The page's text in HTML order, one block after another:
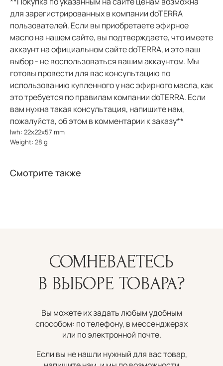
для зарегистрированных в компании doTERRA
пользователей. Если вы приобретаете эфирное
масло на нашем сайте, вы подтверждаете, что имеете
аккаунт на официальном сайте doTERRA, и это ваш
выбор - не воспользоваться вашим аккаунтом. Мы
готовы провести для вас консультацию по
использованию купленного у нас эфирного масла, как
это требуется по правилам компании doTERRA. Если
вам нужна такая консультация, напишите нам,
пожалуйста, об этом в комментарии к заказу**
lwh: 22x22x57 mm
Weight: 28 g
Смотрите также
СОМНЕВАЕТЕСЬ
В ВЫБОРЕ ТОВАРА?
Вы можете их задать любым удобным
способом: по телефону, в мессенджерах
или по электронной почте.
Если вы не нашли нужный для вас товар,